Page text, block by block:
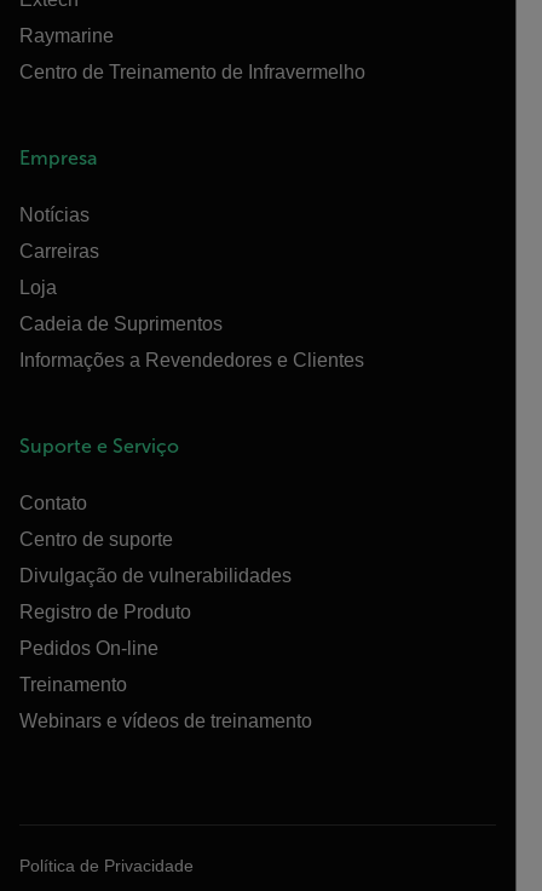
Raymarine
Centro de Treinamento de Infravermelho
Empresa
Notícias
Carreiras
Loja
Cadeia de Suprimentos
Informações a Revendedores e Clientes
Suporte e Serviço
Contato
Centro de suporte
Divulgação de vulnerabilidades
Registro de Produto
Pedidos On-line
Treinamento
Webinars e vídeos de treinamento
Política de Privacidade